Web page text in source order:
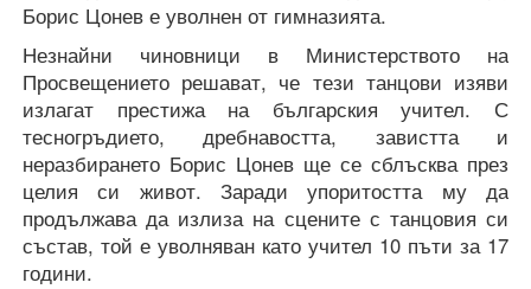
Борис Цонев е уволнен от гимназията.
Незнайни чиновници в Министерството на
Просвещението решават, че тези танцови изяви
излагат престижа на българския учител. С
тесногръдието, дребнавостта, завистта и
неразбирането Борис Цонев ще се сблъсква през
целия си живот. Заради упоритостта му да
продължава да излиза на сцените с танцовия си
състав, той е уволняван като учител 10 пъти за 17
години.